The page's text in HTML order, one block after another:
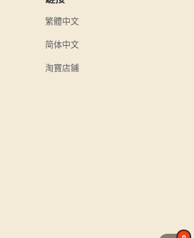
繁體中文
简体中文
淘寶店鋪